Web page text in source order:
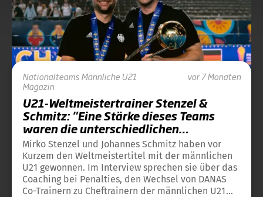
NationalteamsMännliche U21
Magazin
vor 7 Monaten
U21-Weltmeistertrainer Stenzel &
Schmitz: "Eine Stärke dieses Teams
waren die unterschiedlichen
Charaktere"
Mirko Stenzel und Johannes Schmitz haben vor
Kurzem den Weltmeistertitel mit der männlichen
U21 gewonnen. Im Interview sprechen sie über das
Coaching bei Penalties, den Wechsel von DANAS
Co-Trainern zu Cheftrainern der männlichen U21